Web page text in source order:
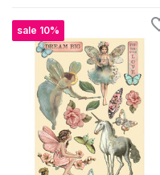
sale 10%